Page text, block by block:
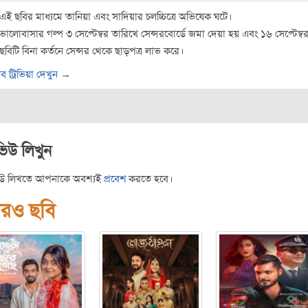
এই ছবির মাধ্যমে তানিয়া এবং সাদিয়ার চলচ্চিত্রে অভিষেক ঘটে।
ভালোবাসার গল্প ৩ সেপ্টেম্বর তারিখে সেন্সরবোর্ডে জমা দেয়া হয় এবং ১৬ সেপ্টেম্বর
ছবিটি বিনা কর্তনে সেন্সর থেকে ছাড়পত্র লাভ করে।
ট্রিভিয়া দেখুন →
লিখুন
লিখতে আপনাকে অবশ্যইপ্রবেশকরতে হবে।
ছবি